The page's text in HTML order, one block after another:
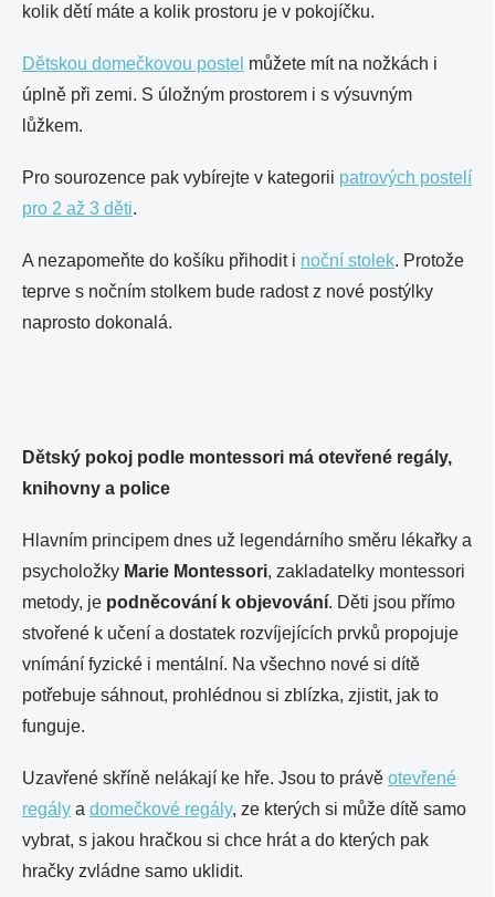
kolik dětí máte a kolik prostoru je v pokojíčku.
Dětskou domečkovou postel můžete mít na nožkách i
úplně při zemi. S úložným prostorem i s výsuvným
lůžkem.
Pro sourozence pak vybírejte v kategorii patrových postelí
pro 2 až 3 děti.
A nezapomeňte do košíku přihodit i noční stolek. Protože
teprve s nočním stolkem bude radost z nové postýlky
naprosto dokonalá.
Dětský pokoj podle montessori má otevřené regály,
knihovny a police
Hlavním principem dnes už legendárního směru lékařky a
psycholožky Marie Montessori, zakladatelky montessori
metody, je podněcování k objevování. Děti jsou přímo
stvořené k učení a dostatek rozvíjejících prvků propojuje
vnímání fyzické i mentální. Na všechno nové si dítě
potřebuje sáhnout, prohlédnou si zblízka, zjistit, jak to
funguje.
Uzavřené skříně nelákají ke hře. Jsou to právě otevřené
regály a domečkové regály, ze kterých si může dítě samo
vybrat, s jakou hračkou si chce hrát a do kterých pak
hračky zvládne samo uklidit.